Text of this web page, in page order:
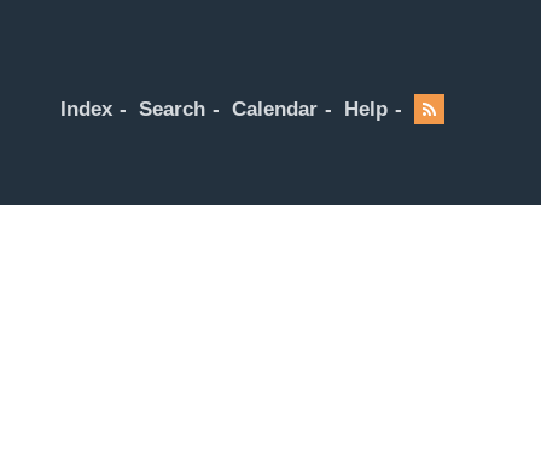
Index Search Calendar Help